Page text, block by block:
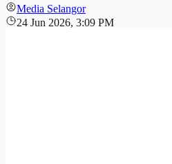
Media Selangor
24 Jun 2026, 3:09 PM